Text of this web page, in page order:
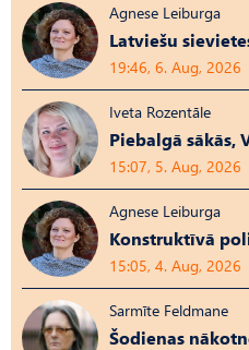
Agnese Leiburga
Latviešu
19:46, 6. Aug, 2026
Iveta Rozentāle
Piebalgā sākās,
15:07, 5. Aug, 2026
Agnese Leiburga
Konstruktīvā
15:05, 4. Aug, 2026
Sarmīte Feldmane
Šodienas